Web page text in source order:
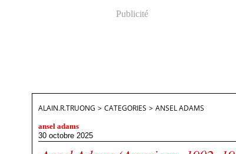
Publicité
ALAIN.R.TRUONG > CATEGORIES > ANSEL ADAMS
ansel adams
30 octobre 2025